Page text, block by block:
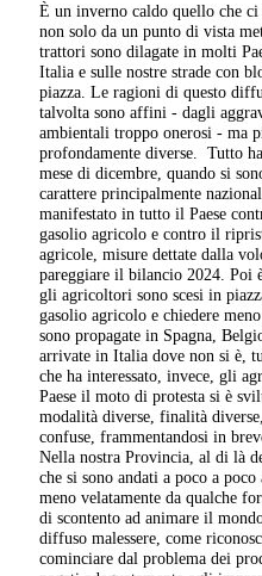
È un inverno caldo quello che
non solo da un punto di vista
trattori sono dilagate in molti
Italia e sulle nostre strade con
piazza. Le ragioni di questo
talvolta sono affini - dagli
ambientali troppo onerosi - ma
profondamente diverse.
Tutto
mese di dicembre, quando si
carattere principalmente
manifestato in tutto il Paese
gasolio agricolo e contro il
agricole, misure dettate dalla
pareggiare il bilancio 2024. Poi
gli agricoltori sono scesi in
gasolio agricolo e chiedere
sono propagate in Spagna,
arrivate in Italia dove non si è,
che ha interessato, invece, gli
Paese il moto di protesta si è
modalità diverse, finalità
confuse, frammentandosi in
Nella nostra Provincia, al di là
che si sono andati a poco a
meno velatamente da qualche
di scontento ad animare il
diffuso malessere, come
cominciare dal problema dei